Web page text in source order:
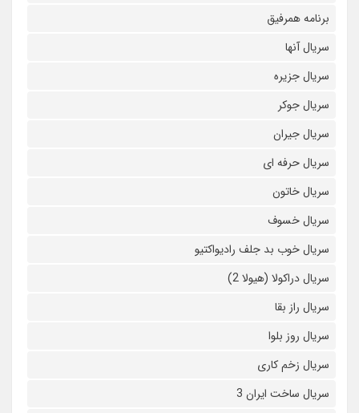
برنامه همرفیق
سریال آنها
سریال جزیره
سریال جوکر
سریال جیران
سریال حرفه ای
سریال خاتون
سریال خسوف
سریال خوب بد جلف رادیواکتیو
سریال دراکولا (هیولا 2)
سریال راز بقا
سریال روز بلوا
سریال زخم کاری
سریال ساخت ایران 3